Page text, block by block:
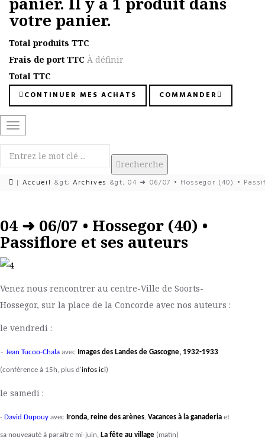
votre panier.
Total produits TTC
Frais de port TTC À définir
Total TTC
CONTINUER MES ACHATS COMMANDER
Basculer
la
navigation
recherche
| Accueil &gt; Archives &gt; 04 ➜ 06/07 • Hossegor (40) •
04 ➜ 06/07 • Hossegor (40) •
Passiflore et ses auteurs
Venez nous rencontrer au centre-Ville de Soorts-
Hossegor, sur la place de la Concorde avec nos auteurs :
le vendredi :
- Jean Tucoo-Chala avec Images des Landes de Gascogne, 1932-1933
(conférence à 15h, plus d'infos ici)
le samedi :
- David Dupouy avec Ironda, reine des arènes, Vacances à la ganaderia et
sa nouveauté à paraître mi-juin, La fête au village (matin)